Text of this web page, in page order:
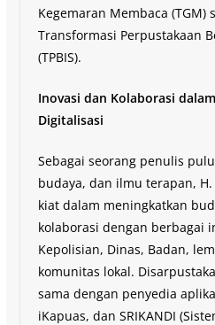
Kegemaran Membaca (TGM)
Transformasi Perpustakaan
(TPBIS).
Inovasi dan Kolaborasi
Digitalisasi
Sebagai seorang penulis
budaya, dan ilmu terapan,
kiat dalam meningkatkan
kolaborasi dengan berbagai
Kepolisian, Dinas, Badan,
komunitas lokal.
sama dengan penyedia
iKapuas, dan SRIKANDI